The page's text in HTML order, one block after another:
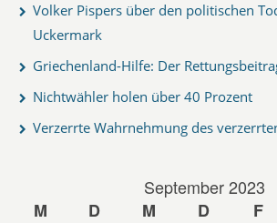
Volker Pispers über den politischen
Uckermark
Griechenland-Hilfe: Der
Nichtwähler holen über 40 Prozent
Verzerrte Wahrnehmung des
September 2023
M
D M D F